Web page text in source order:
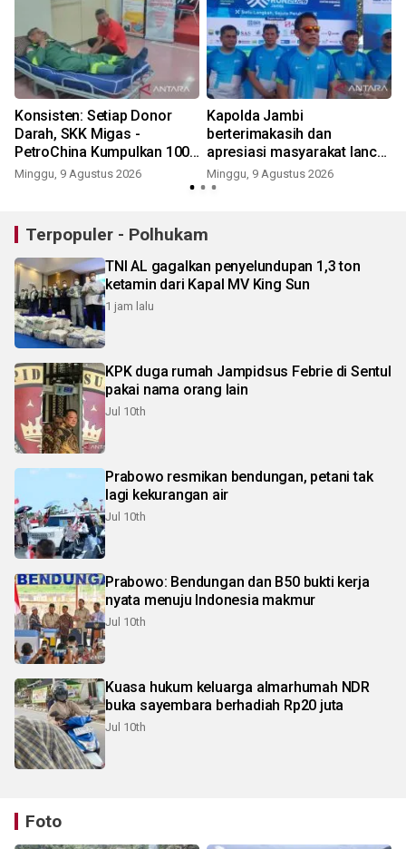
Konsisten: Setiap Donor
Darah, SKK Migas -
PetroChina Kumpulkan 100+
Kantong
Minggu, 9 Agustus 2026
Kapolda Jambi
berterimakasih dan
apresiasi masyarakat lancar
dan sukses PMR 2026
Minggu, 9 Agustus 2026
Terpopuler - Polhukam
TNI AL gagalkan penyelundupan 1,3 ton
ketamin dari Kapal MV King Sun
1 jam lalu
KPK duga rumah Jampidsus Febrie di Sentul
pakai nama orang lain
Jul 10th
Prabowo resmikan bendungan, petani tak
lagi kekurangan air
Jul 10th
Prabowo: Bendungan dan B50 bukti kerja
nyata menuju Indonesia makmur
Jul 10th
Kuasa hukum keluarga almarhumah NDR
buka sayembara berhadiah Rp20 juta
Jul 10th
Foto